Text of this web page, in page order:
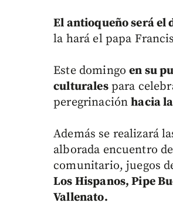
El antioqueño será el
la hará el papa
Este domingoen su
culturalespara
peregrinaciónhacia
Además se realizará
alborada encuentro
comunitario, juegos
Los Hispanos, Pipe
Vallenato.